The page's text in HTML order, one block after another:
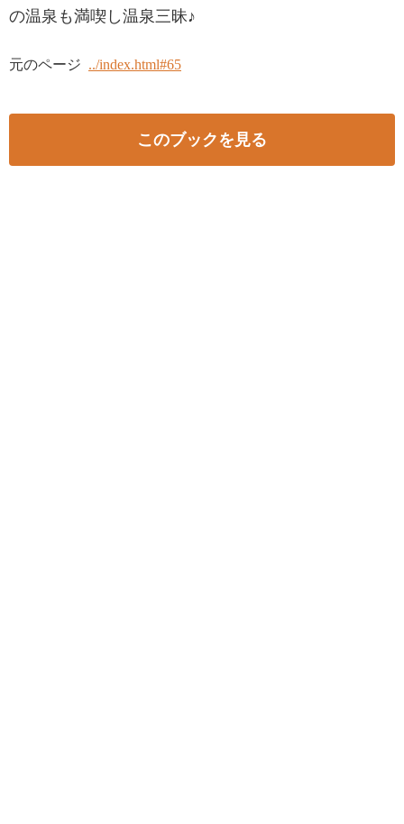
の温泉も満喫し温泉三昧♪
元のページ ../index.html#65
このブックを見る